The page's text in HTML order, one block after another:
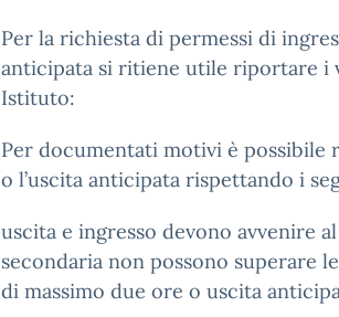
Per la richiesta di permessi di
anticipata si ritiene utile riportare i
Istituto:
Per documentati motivi è possibile
o l’uscita anticipata rispettando i
uscita e ingresso devono avvenire
secondaria non possono superare
di massimo due ore o uscita